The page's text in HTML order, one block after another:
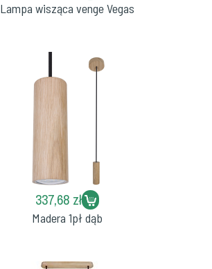
Lampa wisząca venge Vegas
337,68 zł
Madera 1pł dąb